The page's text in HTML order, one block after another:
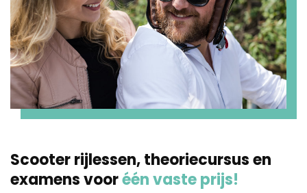
Scooter rijlessen, theoriecursus en
examens vooréén vaste prijs!